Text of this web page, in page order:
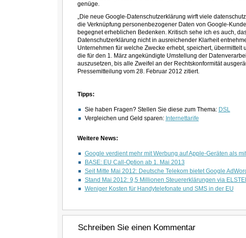
genüge.
„Die neue Google-Datenschutzerklärung wirft viele
die Verknüpfung personenbezogener Daten von Google-
begegnet erheblichen Bedenken. Kritisch sehe ich es auch,
Datenschutzerklärung nicht in ausreichender Klarheit
Unternehmen für welche Zwecke erhebt, speichert, übermittelt
die für den 1. März angekündigte Umstellung der
auszusetzen, bis alle Zweifel an der Rechtskonformität
Pressemitteilung vom 28. Februar 2012 zitiert.
Tipps:
Sie haben Fragen? Stellen Sie diese zum Thema: DSL
Vergleichen und Geld sparen: Internettarife
Weitere News:
Google verdient mehr mit Werbung auf Apple-Geräten als
BASE: EU Call-Option ab 1. Mai 2013
Seit Mitte Mai 2012: Deutsche Telekom bietet Google
Stand Mai 2012: 9,5 Millionen Steuererklärungen via
Weniger Kosten für Handytelefonate und SMS in der EU
Schreiben Sie einen Kommentar